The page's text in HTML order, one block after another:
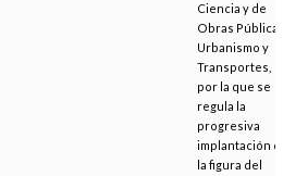
Ciencia y de
Obras Públicas,
Urbanismo y
Transportes,
por la que se
regula la
progresiva
implantación de
la figura del